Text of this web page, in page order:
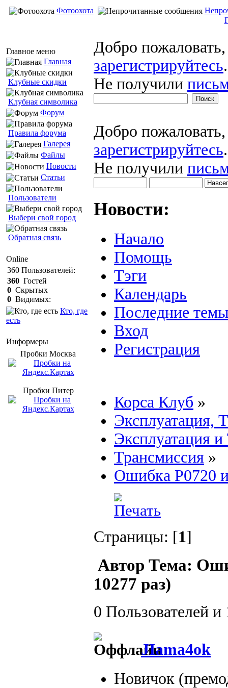
Фотоохота
Главное меню
Главная
Клубные скидки
Клубная символика
Форум
Правила форума
Галерея
Файлы
Новости
Статьи
Пользователи
Выбери свой город
Обратная связь
Online
360 Пользователей:
360 Гостей
0 Скрытых
0 Видимых:
Кто, где
есть
Информеры
Пробки Mосква
Пробки Питер
Добро
зарегистрируйтесь.
Не получили
Добро
зарегистрируйтесь.
Не получили
Новости:
Начало
Помощь
Тэги
Календарь
Последние
Вход
Регистрация
Корса Клуб »
Эксплуатация,
Эксплуатация
Трансмиссия »
Ошибка P0720
Страницы: [1]
Автор Тема:
10277 раз)
0 Пользователей
JIama4ok
Новичок